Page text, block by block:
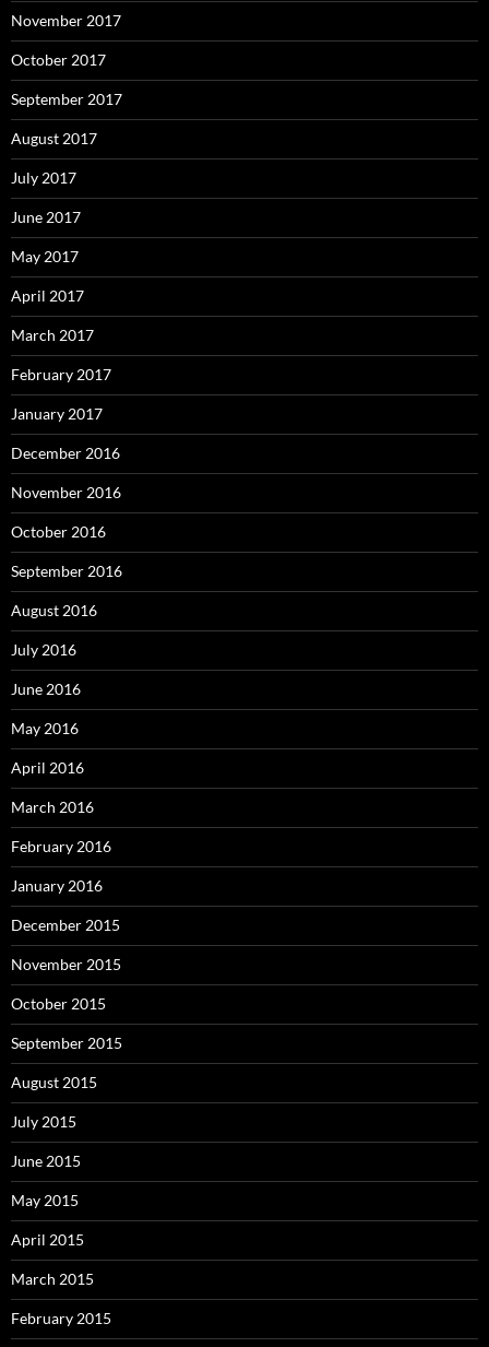
November 2017
October 2017
September 2017
August 2017
July 2017
June 2017
May 2017
April 2017
March 2017
February 2017
January 2017
December 2016
November 2016
October 2016
September 2016
August 2016
July 2016
June 2016
May 2016
April 2016
March 2016
February 2016
January 2016
December 2015
November 2015
October 2015
September 2015
August 2015
July 2015
June 2015
May 2015
April 2015
March 2015
February 2015